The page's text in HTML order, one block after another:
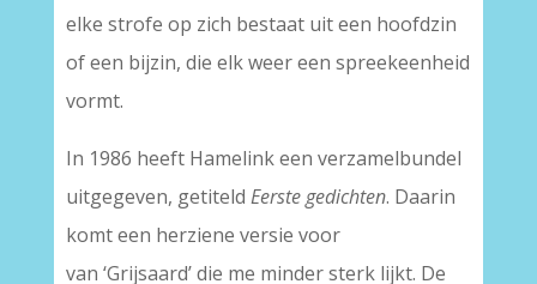
elke strofe op zich bestaat uit een hoofdzin
of een bijzin, die elk weer een spreekeenheid
vormt.
In 1986 heeft Hamelink een verzamelbundel
uitgegeven, getiteld Eerste gedichten. Daarin
komt een herziene versie voor
van ‘Grijsaard’ die me minder sterk lijkt. De